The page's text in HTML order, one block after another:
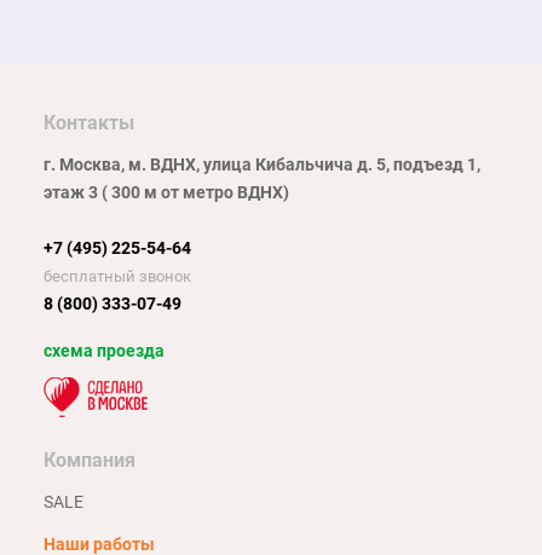
Контакты
г. Москва, м. ВДНХ, улица Кибальчича д. 5, подъезд 1,
этаж 3 ( 300 м от метро ВДНХ)
+7 (495) 225-54-64
бесплатный звонок
8 (800) 333-07-49
схема проезда
Компания
SALE
Наши работы